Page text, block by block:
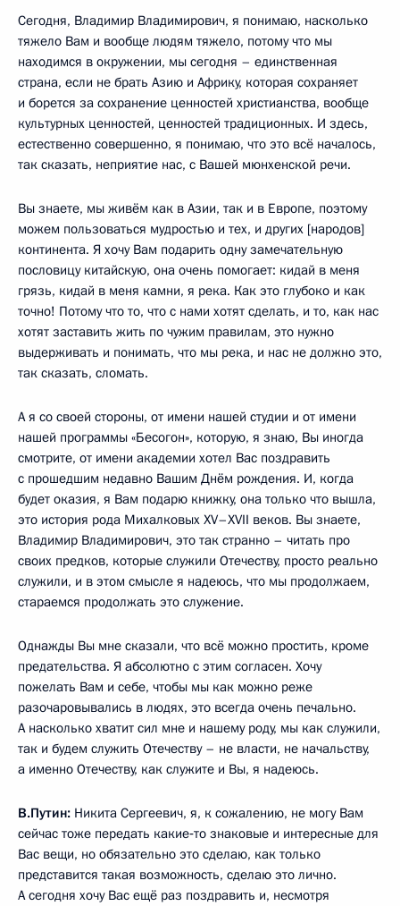
Сегодня, Владимир Владимирович, я понимаю, насколько
тяжело Вам и вообще людям тяжело, потому что мы
находимся в окружении, мы сегодня – единственная
страна, если не брать Азию и Африку, которая сохраняет
и борется за сохранение ценностей христианства, вообще
культурных ценностей, ценностей традиционных. И здесь,
естественно совершенно, я понимаю, что это всё началось,
так сказать, неприятие нас, с Вашей мюнхенской речи.
Вы знаете, мы живём как в Азии, так и в Европе, поэтому
можем пользоваться мудростью и тех, и других [народов]
континента. Я хочу Вам подарить одну замечательную
пословицу китайскую, она очень помогает: кидай в меня
грязь, кидай в меня камни, я река. Как это глубоко и как
точно! Потому что то, что с нами хотят сделать, и то, как нас
хотят заставить жить по чужим правилам, это нужно
выдерживать и понимать, что мы река, и нас не должно это,
так сказать, сломать.
А я со своей стороны, от имени нашей студии и от имени
нашей программы «Бесогон», которую, я знаю, Вы иногда
смотрите, от имени академии хотел Вас поздравить
с прошедшим недавно Вашим Днём рождения. И, когда
будет оказия, я Вам подарю книжку, она только что вышла,
это история рода Михалковых XV–XVII веков. Вы знаете,
Владимир Владимирович, это так странно – читать про
своих предков, которые служили Отечеству, просто реально
служили, и в этом смысле я надеюсь, что мы продолжаем,
стараемся продолжать это служение.
Однажды Вы мне сказали, что всё можно простить, кроме
предательства. Я абсолютно с этим согласен. Хочу
пожелать Вам и себе, чтобы мы как можно реже
разочаровывались в людях, это всегда очень печально.
А насколько хватит сил мне и нашему роду, мы как служили,
так и будем служить Отечеству – не власти, не начальству,
а именно Отечеству, как служите и Вы, я надеюсь.
В.Путин: Никита Сергеевич, я, к сожалению, не могу Вам
сейчас тоже передать какие‑то знаковые и интересные для
Вас вещи, но обязательно это сделаю, как только
представится такая возможность, сделаю это лично.
А сегодня хочу Вас ещё раз поздравить и, несмотря